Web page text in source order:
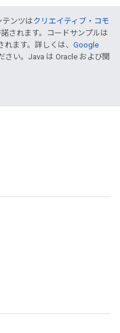
テンツはクリエイティブ・コモ
されます。コードサンプルは
れます。詳しくは、 Google
さい。Java は Oracle および関